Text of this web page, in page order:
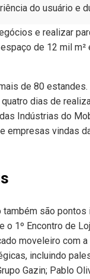
do usuário e
e realizar
de 12 mil
de 80
dias de
Indústrias do
empresas vindas
são
o 1º Encontro de
moveleiro com
incluindo
Gazin; Pablo